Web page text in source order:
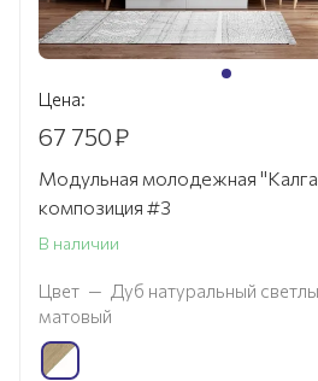
Цена:
67 750₽
Модульная молодежная
композиция #3
В наличии
Цвет — Дуб натуральный
матовый